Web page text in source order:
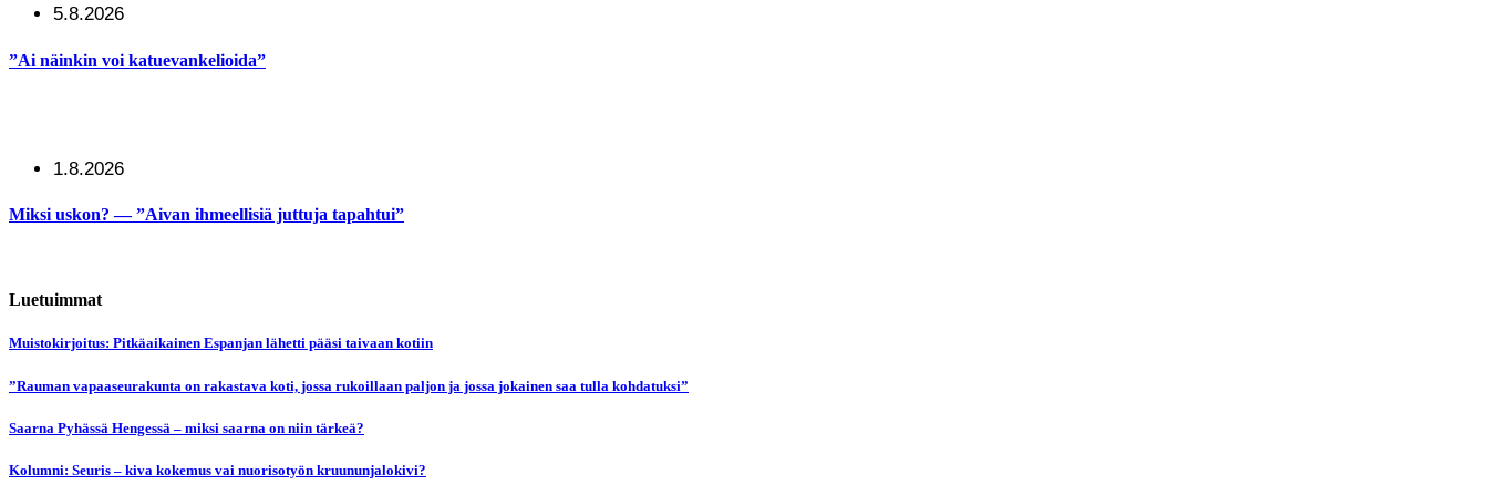
5.8.2026
”Ai näinkin voi katuevankelioida”
1.8.2026
Miksi uskon? — ”Aivan ihmeellisiä juttuja tapahtui”
Luetuimmat
Muistokirjoitus: Pitkäaikainen Espanjan lähetti pääsi taivaan kotiin
”Rauman vapaaseurakunta on rakastava koti, jossa rukoillaan paljon ja jossa jokainen saa tulla kohdatuksi”
Saarna Pyhässä Hengessä – miksi saarna on niin tärkeä?
Kolumni: Seuris – kiva kokemus vai nuorisotyön kruununjalokivi?